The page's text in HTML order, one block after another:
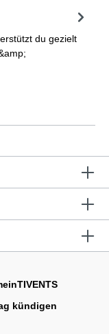
du gezielt
kündigen